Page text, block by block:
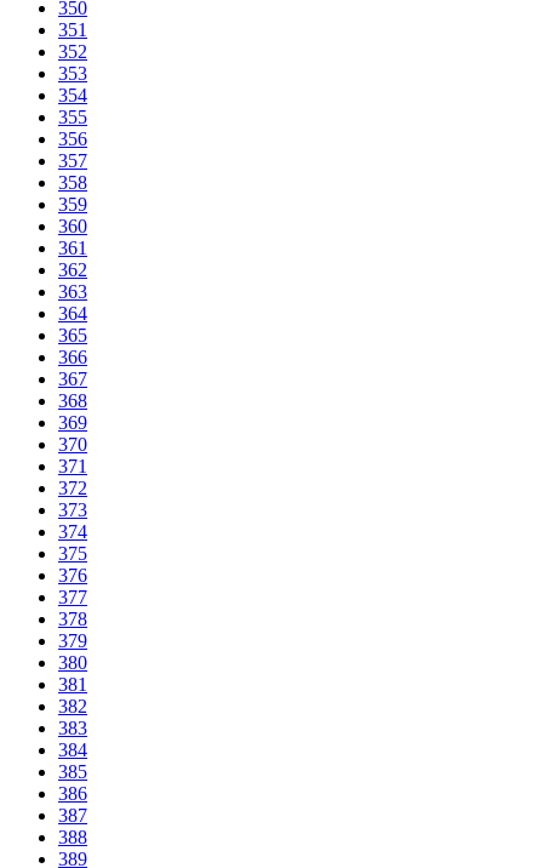
350
351
352
353
354
355
356
357
358
359
360
361
362
363
364
365
366
367
368
369
370
371
372
373
374
375
376
377
378
379
380
381
382
383
384
385
386
387
388
389